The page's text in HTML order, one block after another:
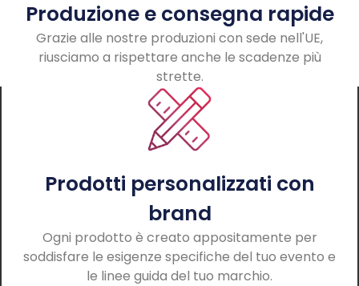
Produzione e consegna rapide
Grazie alle nostre produzioni con sede nell'UE,
riusciamo a rispettare anche le scadenze più
strette.
Prodotti personalizzati con
brand
Ogni prodotto è creato appositamente per
soddisfare le esigenze specifiche del tuo evento e
le linee guida del tuo marchio.